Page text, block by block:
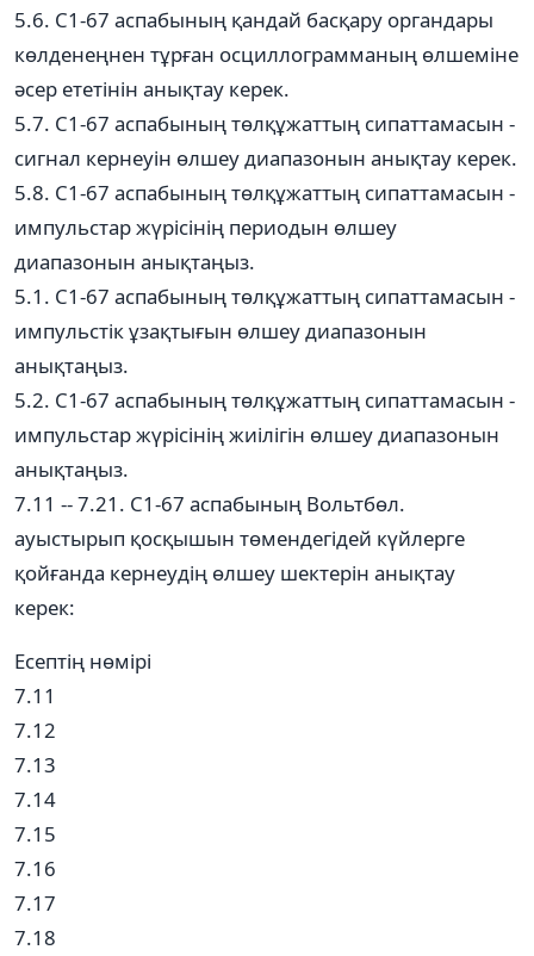
5.6. С1-67 аспабының қандай басқару органдары
көлденеңнен тұрған осциллограмманың өлшеміне
әсер ететінін анықтау керек.
5.7. С1-67 аспабының төлқұжаттың сипаттамасын -
сигнал кернеуін өлшеу диапазонын анықтау керек.
5.8. С1-67 аспабының төлқұжаттың сипаттамасын -
импульстар жүрісінің периодын өлшеу
диапазонын анықтаңыз.
5.1. С1-67 аспабының төлқұжаттың сипаттамасын -
импульстік ұзақтығын өлшеу диапазонын
анықтаңыз.
5.2. С1-67 аспабының төлқұжаттың сипаттамасын -
импульстар жүрісінің жиілігін өлшеу диапазонын
анықтаңыз.
7.11 -- 7.21. С1-67 аспабының Вольтбөл.
ауыстырып қосқышын төмендегідей күйлерге
қойғанда кернеудің өлшеу шектерін анықтау
керек:
Есептің нөмірі
7.11
7.12
7.13
7.14
7.15
7.16
7.17
7.18